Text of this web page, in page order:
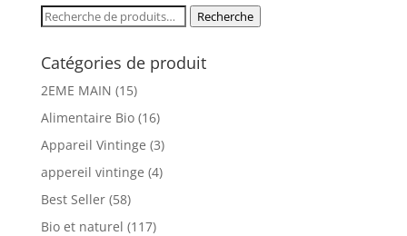
Recherche
Recherche
Catégories de produit
2EME MAIN (15)
Alimentaire Bio (16)
Appareil Vintinge (3)
appereil vintinge (4)
Best Seller (58)
Bio et naturel (117)